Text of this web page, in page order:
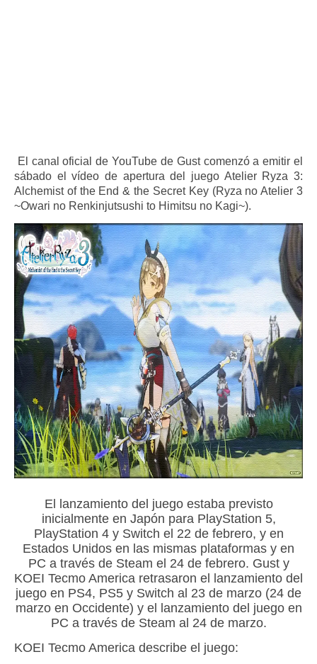
El canal oficial de YouTube de Gust comenzó a emitir el
sábado el vídeo de apertura del juego Atelier Ryza 3:
Alchemist of the End & the Secret Key (Ryza no Atelier 3
~Owari no Renkinjutsushi to Himitsu no Kagi~).
El lanzamiento del juego estaba previsto
inicialmente en Japón para PlayStation 5,
PlayStation 4 y Switch el 22 de febrero, y en
Estados Unidos en las mismas plataformas y en
PC a través de Steam el 24 de febrero. Gust y
KOEI Tecmo America retrasaron el lanzamiento del
juego en PS4, PS5 y Switch al 23 de marzo (24 de
marzo en Occidente) y el lanzamiento del juego en
PC a través de Steam al 24 de marzo.
KOEI Tecmo America describe el juego: